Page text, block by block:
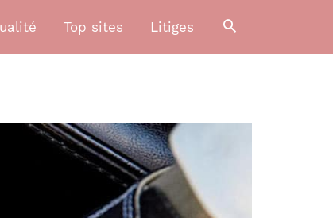
Top sites Litiges